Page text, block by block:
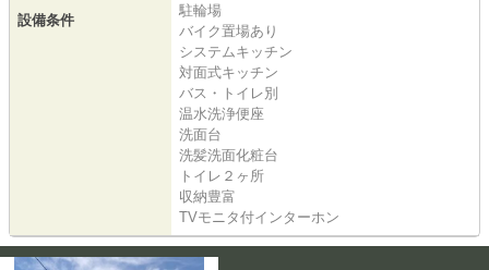
設備条件
駐輪場
バイク置場あり
システムキッチン
対面式キッチン
バス・トイレ別
温水洗浄便座
洗面台
洗髪洗面化粧台
トイレ２ヶ所
収納豊富
TVモニタ付インターホン